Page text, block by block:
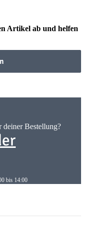
Artikel ab und helfen
deiner Bestellung?
bis 14:00